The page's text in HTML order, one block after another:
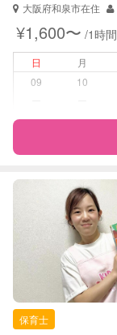
大阪府和泉市在住
¥1,600〜 /1時間
日 月
09
10
特徴 料金
サポートの特徴
保育士